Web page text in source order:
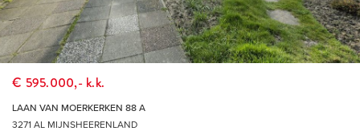
gemeente. Door de status van “Nationaal Landschap” is haar
open en landelijk karakter op de lange termijn verzekerd en
door de versterking van natuurwaarden zal het er altijd goed
MIJNSHEERENLAND
€ 595.000,- k.k.
LAAN VAN MOERKERKEN 88 A
3271 AL MIJNSHEERENLAND